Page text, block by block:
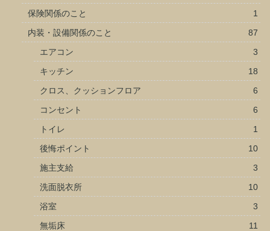
保険関係のこと
1
内装・設備関係のこと
87
エアコン
3
キッチン
18
クロス、クッションフロア
6
コンセント
6
トイレ
1
後悔ポイント
10
施主支給
3
洗面脱衣所
10
浴室
3
無垢床
11